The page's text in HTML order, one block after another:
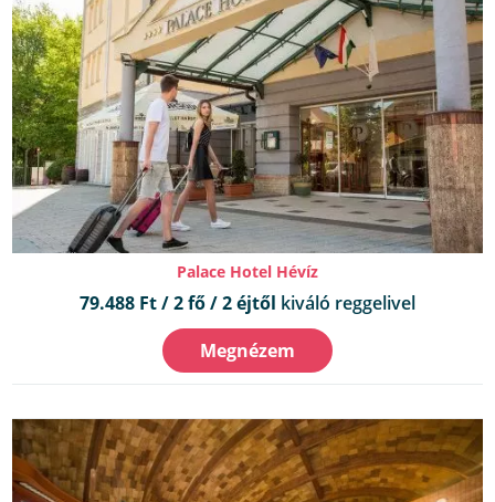
Palace Hotel Hévíz
79.488 Ft / 2 fő / 2 éjtől kiváló reggelivel
Megnézem